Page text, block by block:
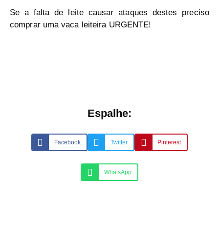
Se a falta de leite causar ataques destes preciso
comprar uma vaca leiteira URGENTE!
Espalhe:
Facebook Twitter Pinterest
WhatsApp